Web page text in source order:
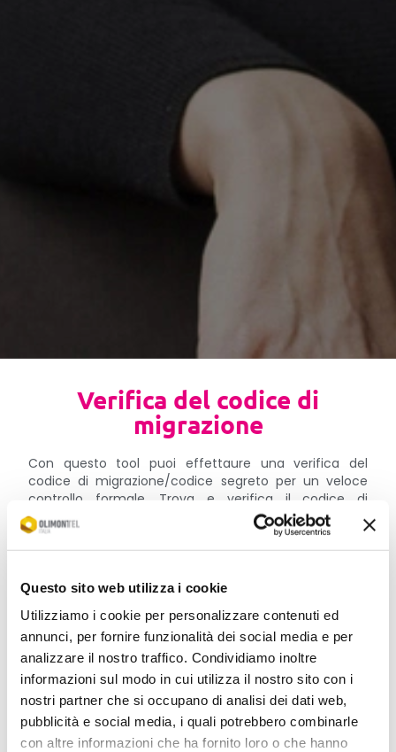
Questo sito web utilizza i cookie
Utilizziamo i cookie per personalizzare contenuti ed
annunci, per fornire funzionalità dei social media e per
analizzare il nostro traffico. Condividiamo inoltre
informazioni sul modo in cui utilizza il nostro sito con i
nostri partner che si occupano di analisi dei dati web,
pubblicità e social media, i quali potrebbero combinarle
con altre informazioni che ha fornito loro o che hanno
Verifica del codice di
migrazione
Con questo tool puoi effettaure una verifica del
codice di migrazione/codice segreto per un veloce
controllo formale. Trova e verifica il codice di
migrazione o codice segreto del tuo gestore, verifica
Donor e Donating della numerazione.
garanzia che il codice sia corretto, la richiesta di
migrazione deve sempre essere validata dal gestore
che ha in carico il numero. OlimonTel consiglia
sempre di verificare il codice migrazione da una
recentissima fattura o dal portale del gestore stesso.